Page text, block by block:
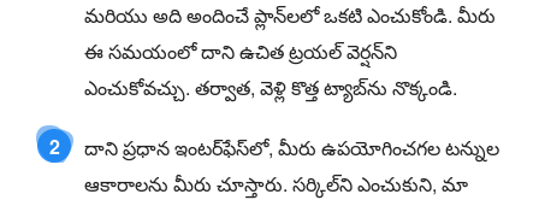
మరియు అది అందించే ప్లాన్‌లలో ఒకటి ఎంచుకోండి. మీరు
ఈ సమయంలో దాని ఉచిత ట్రయల్ వెర్షన్‌ని
ఎంచుకోవచ్చు. తర్వాత, వెళ్లి కొత్త ట్యాబ్‌ను నొక్కండి.
2
దాని ప్రధాన ఇంటర్‌ఫేస్‌లో, మీరు ఉపయోగించగల టన్నుల
ఆకారాలను మీరు చూస్తారు. సర్కిల్‌ని ఎంచుకుని, మా